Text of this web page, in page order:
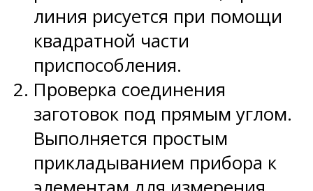
линия рисуется при помощи
квадратной части
приспособления.
Проверка соединения
заготовок под прямым углом.
Выполняется простым
прикладыванием прибора к